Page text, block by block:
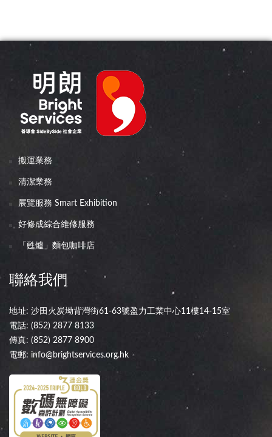
搬運業務
清潔業務
展覽服務 Smart Exhibition
好修成綜合維修服務
「甦爐」麵包咖啡店
聯絡我們
地址: 沙田火炭坳背灣街61-63號盈力工業中心11樓14-15室
電話: (852) 2877 8133
傳真: (852) 2877 8900
電郵: info@brightservices.org.hk